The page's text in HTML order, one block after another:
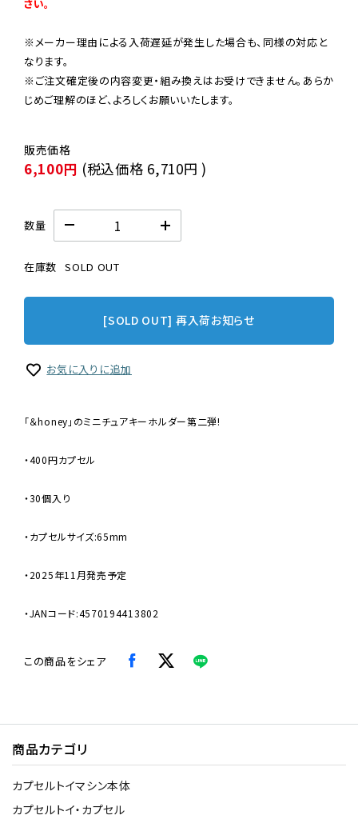
さい。
※メーカー理由による入荷遅延が発生した場合も、同様の対応と
なります。
※ご注文確定後の内容変更・組み換えはお受けできません。あらか
じめご理解のほど、よろしくお願いいたします。
6,100円 (税込価格 6,710円 )
数量
在庫数 SOLD OUT
[SOLD OUT] 再入荷お知らせ
お気に入りに追加
「＆honey」のミニチュアキーホルダー第二弾!
・400円カプセル
・30個入り
・カプセルサイズ:65mm
・2025年11月発売予定
・JANコード:4570194413802
この商品をシェア
商品カテゴリ
カプセルトイマシン本体
カプセルトイ・カプセル